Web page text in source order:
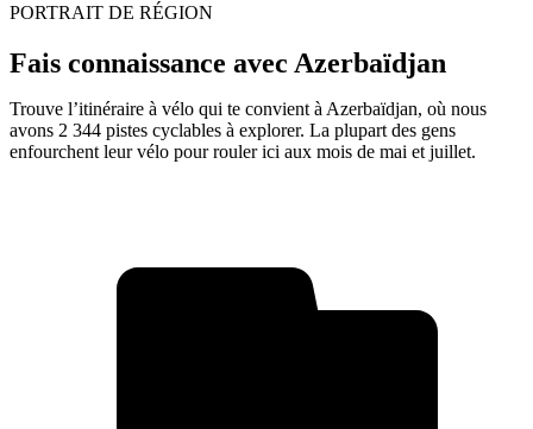
PORTRAIT DE RÉGION
Fais connaissance avec Azerbaïdjan
Trouve l’itinéraire à vélo qui te convient à Azerbaïdjan, où nous
avons 2 344 pistes cyclables à explorer. La plupart des gens
enfourchent leur vélo pour rouler ici aux mois de mai et juillet.